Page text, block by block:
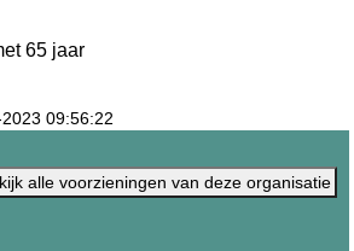
65 jaar
09:56:22
alle voorzieningen van deze organisatie